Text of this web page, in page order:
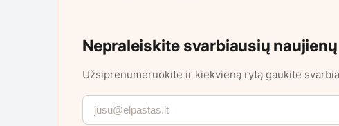
Nepraleiskite svarbiausių naujienų
Užsiprenumeruokite ir kiekvieną rytą gaukite